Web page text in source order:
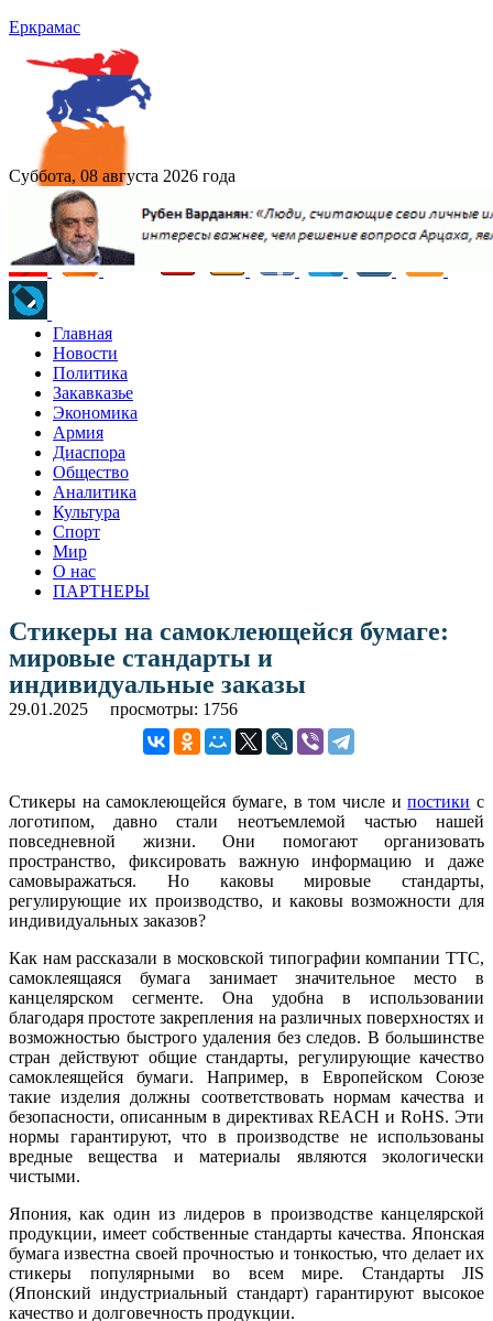
Еркрамас
Суббота, 08 августа 2026 года
Главная
Новости
Политика
Закавказье
Экономика
Армия
Диаспора
Общество
Аналитика
Культура
Спорт
Мир
О нас
ПАРТНЕРЫ
Стикеры на самоклеющейся бумаге:
мировые стандарты и
индивидуальные заказы
29.01.2025 просмотры: 1756
Стикеры на самоклеющейся бумаге, в том числе ипостики с
логотипом, давно стали неотъемлемой частью нашей
повседневной жизни. Они помогают организовать
пространство, фиксировать важную информацию и даже
самовыражаться. Но каковы мировые стандарты,
регулирующие их производство, и каковы возможности для
индивидуальных заказов?
Как нам рассказали в московской типографии компании ТТС,
самоклеящаяся бумага занимает значительное место в
канцелярском сегменте. Она удобна в использовании
благодаря простоте закрепления на различных поверхностях и
возможностью быстрого удаления без следов. В большинстве
стран действуют общие стандарты, регулирующие качество
самоклеящейся бумаги. Например, в Европейском Союзе
такие изделия должны соответствовать нормам качества и
безопасности, описанным в директивах REACH и RoHS. Эти
нормы гарантируют, что в производстве не использованы
вредные вещества и материалы являются экологически
чистыми.
Япония, как один из лидеров в производстве канцелярской
продукции, имеет собственные стандарты качества. Японская
бумага известна своей прочностью и тонкостью, что делает их
стикеры популярными во всем мире. Стандарты JIS
(Японский индустриальный стандарт) гарантируют высокое
качество и долговечность продукции.